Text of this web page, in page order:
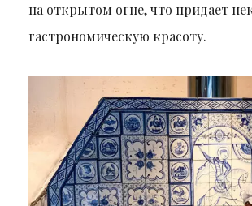
на открытом огне, что придает
гастрономическую красоту.